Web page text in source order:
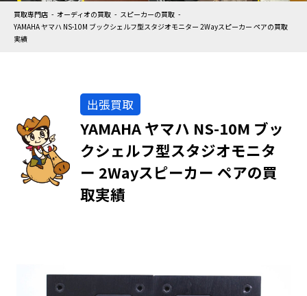
買取専門店 オーディオの買取
スピーカーの買取
YAMAHA ヤマハ NS-10M ブックシェルフ型スタジオモニター 2Wayスピーカー ペアの買取
実績
出張買取
YAMAHA ヤマハ NS-10M ブッ
クシェルフ型スタジオモニタ
ー 2Wayスピーカー ペアの買
取実績